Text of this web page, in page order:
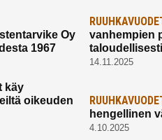
Oy
1967
vanhempien
14.11.2025
käy
oikeuden
hengellinen
4.10.2025